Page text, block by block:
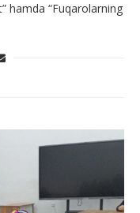
hamda “Fuqarolarning